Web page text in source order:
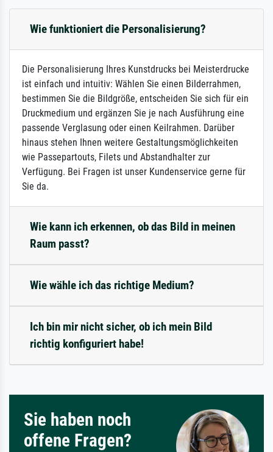
Wie funktioniert die Personalisierung?
Die Personalisierung Ihres Kunstdrucks bei Meisterdrucke
ist einfach und intuitiv: Wählen Sie einen Bilderrahmen,
bestimmen Sie die Bildgröße, entscheiden Sie sich für ein
Druckmedium und ergänzen Sie je nach Ausführung eine
passende Verglasung oder einen Keilrahmen. Darüber
hinaus stehen Ihnen weitere Gestaltungsmöglichkeiten
wie Passepartouts, Filets und Abstandhalter zur
Verfügung. Bei Fragen ist unser Kundenservice gerne für
Sie da.
Wie kann ich erkennen, ob das Bild in meinen
Raum passt?
Wie wähle ich das richtige Medium?
Ich bin mir nicht sicher, ob ich mein Bild
richtig konfiguriert habe!
Sie haben noch
offene Fragen?